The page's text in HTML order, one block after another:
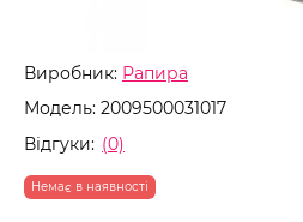
Виробник: Рапира
Модель: 2009500031017
Відгуки: (0)
Немає в наявності